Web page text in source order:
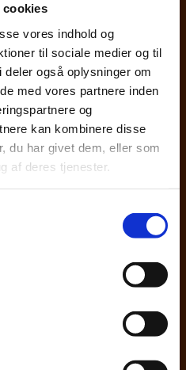
cookies
vores indhold og
til sociale medier og til
også oplysninger om
med vores partnere inden
og
kan kombinere disse
du har givet dem, eller som
af deres tjenester.
af din økonomiske
bæredygtighed og